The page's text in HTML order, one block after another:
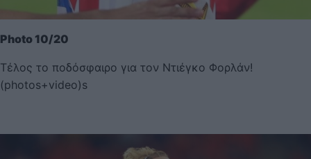
Photo 10/20
Τέλος το ποδόσφαιρο για τον Ντιέγκο Φορλάν!
(photos+video)s